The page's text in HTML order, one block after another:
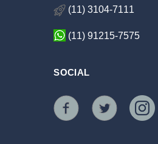
(11) 3104-7111
(11) 91215-7575
SOCIAL